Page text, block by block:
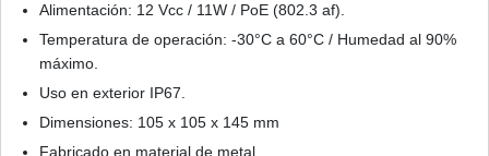
Alimentación: 12 Vcc / 11W / PoE (802.3 af).
Temperatura de operación: -30°C a 60°C / Humedad al 90%
máximo.
Uso en exterior IP67.
Dimensiones: 105 x 105 x 145 mm
Fabricado en material de metal.